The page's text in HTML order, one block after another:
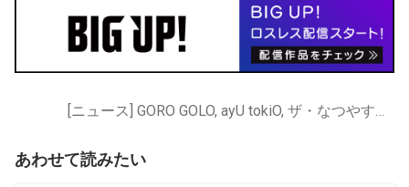
[ニュース] GORO GOLO, ayU tokiO, ザ・なつやすみバンド
あわせて読みたい